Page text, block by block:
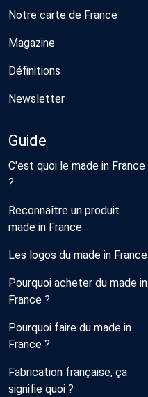
Notre carte de France
Magazine
Définitions
Newsletter
Guide
C'est quoi le made in France
?
Reconnaître un produit
made in France
Les logos du made in France
Pourquoi acheter du made in
France ?
Pourquoi faire du made in
France ?
Fabrication française, ça
signifie quoi ?